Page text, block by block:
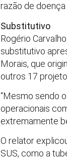
razão de
Substitutivo
Rogério
substitutivo
Morais, que
outros 17
“Mesmo sendo
operacionais
extremamente
O relator
SUS, como a